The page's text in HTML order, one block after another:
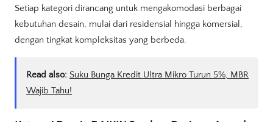
Setiap kategori dirancang untuk mengakomodasi berbagai
kebutuhan desain, mulai dari residensial hingga komersial,
dengan tingkat kompleksitas yang berbeda.
Read also: Suku Bunga Kredit Ultra Mikro Turun 5%, MBR
Wajib Tahu!